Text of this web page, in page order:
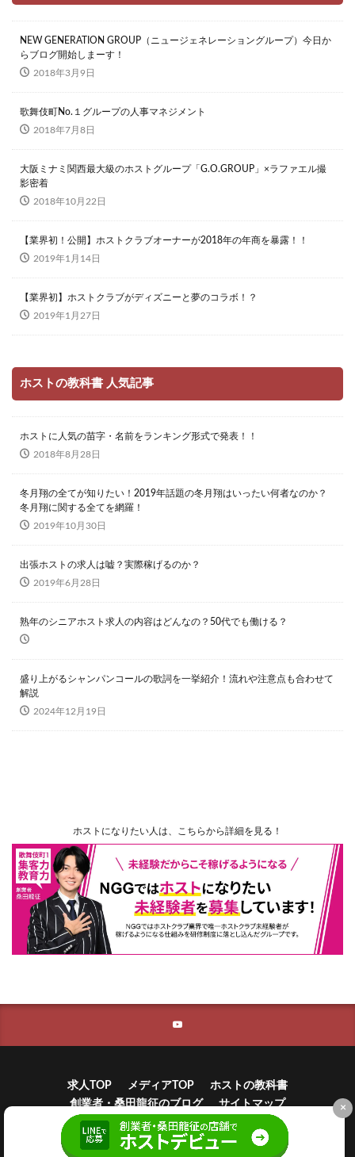
NEW GENERATION GROUP（ニュージェネレーショングループ）今日か
らブログ開始しまーす！
2018年3月9日
歌舞伎町No.１グループの人事マネジメント
2018年7月8日
大阪ミナミ関西最大級のホストグループ「G.O.GROUP」×ラファエル撮
影密着
2018年10月22日
【業界初！公開】ホストクラブオーナーが2018年の年商を暴露！！
2019年1月14日
【業界初】ホストクラブがディズニーと夢のコラボ！？
2019年1月27日
ホストの教科書 人気記事
ホストに人気の苗字・名前をランキング形式で発表！！
2018年8月28日
冬月翔の全てが知りたい！2019年話題の冬月翔はいったい何者なのか？
冬月翔に関する全てを網羅！
2019年10月30日
出張ホストの求人は嘘？実際稼げるのか？
2019年6月28日
熟年のシニアホスト求人の内容はどんなの？50代でも働ける？
盛り上がるシャンパンコールの歌詞を一挙紹介！流れや注意点も合わせて
解説
2024年12月19日
ホストになりたい人は、こちらから詳細を見る！
×
求人TOP メディアTOP
ホストの教科書
創業者・桑田龍征のブログ
サイトマップ
新宿歌舞伎町のホスト求人ならニュージェネレーショングループ